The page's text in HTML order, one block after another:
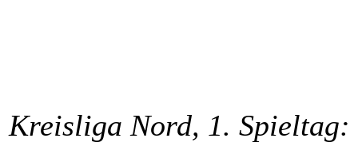
Kreisliga Nord, 1. Spieltag: